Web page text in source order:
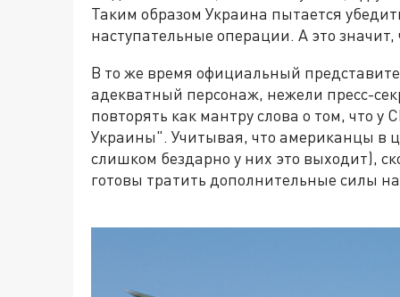
Таким образом Украина пытается
наступательные операции. А это
В то же время официальный
адекватный персонаж, нежели пресс-
повторять как мантру слова о том, что
Украины". Учитывая, что американцы в
слишком бездарно у них это выходит),
готовы тратить дополнительные силы